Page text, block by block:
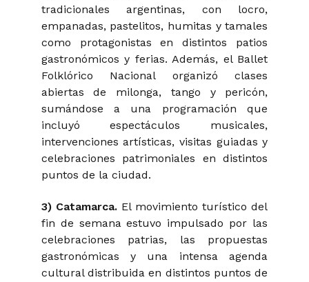
tradicionales argentinas, con locro,
empanadas, pastelitos, humitas y tamales
como protagonistas en distintos patios
gastronómicos y ferias. Además, el Ballet
Folklórico Nacional organizó clases
abiertas de milonga, tango y pericón,
sumándose a una programación que
incluyó espectáculos musicales,
intervenciones artísticas, visitas guiadas y
celebraciones patrimoniales en distintos
puntos de la ciudad.
3) Catamarca.El movimiento turístico del
fin de semana estuvo impulsado por las
celebraciones patrias, las propuestas
gastronómicas y una intensa agenda
cultural distribuida en distintos puntos de